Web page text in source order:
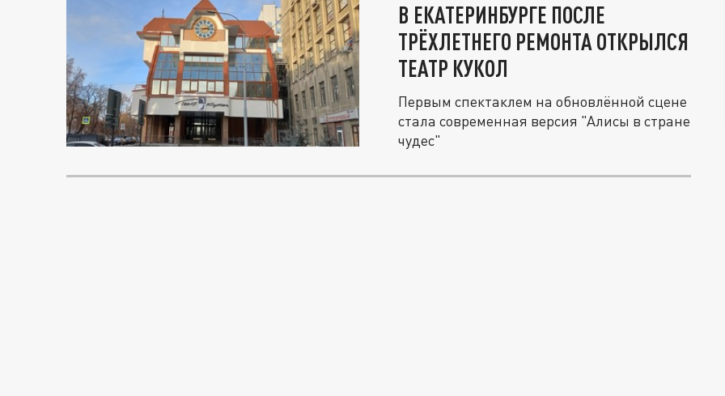
В ЕКАТЕРИНБУРГЕ ПОСЛЕ
ТРЁХЛЕТНЕГО РЕМОНТА ОТКРЫЛСЯ
ТЕАТР КУКОЛ
Первым спектаклем на обновлённой сцене
стала современная версия "Алисы в стране
чудес"